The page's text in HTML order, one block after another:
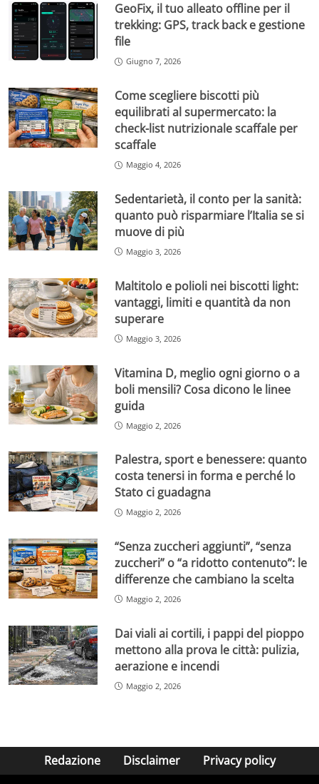
GeoFix, il tuo alleato offline per il
trekking: GPS, track back e gestione
file
Giugno 7, 2026
Come scegliere biscotti più
equilibrati al supermercato: la
check-list nutrizionale scaffale per
scaffale
Maggio 4, 2026
Sedentarietà, il conto per la sanità:
quanto può risparmiare l’Italia se si
muove di più
Maggio 3, 2026
Maltitolo e polioli nei biscotti light:
vantaggi, limiti e quantità da non
superare
Maggio 3, 2026
Vitamina D, meglio ogni giorno o a
boli mensili? Cosa dicono le linee
guida
Maggio 2, 2026
Palestra, sport e benessere: quanto
costa tenersi in forma e perché lo
Stato ci guadagna
Maggio 2, 2026
“Senza zuccheri aggiunti”, “senza
zuccheri” o “a ridotto contenuto”: le
differenze che cambiano la scelta
Maggio 2, 2026
Dai viali ai cortili, i pappi del pioppo
mettono alla prova le città: pulizia,
aerazione e incendi
Maggio 2, 2026
Redazione Disclaimer Privacy policy